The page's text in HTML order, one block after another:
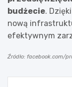
budżecie.
nową
efektywnym
Źródło: facebook.com/